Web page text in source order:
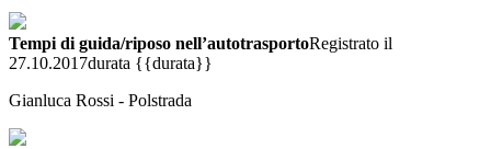
Tempi di guida/riposo nell’autotrasportoRegistrato il
27.10.2017durata {{durata}}
Gianluca Rossi - Polstrada